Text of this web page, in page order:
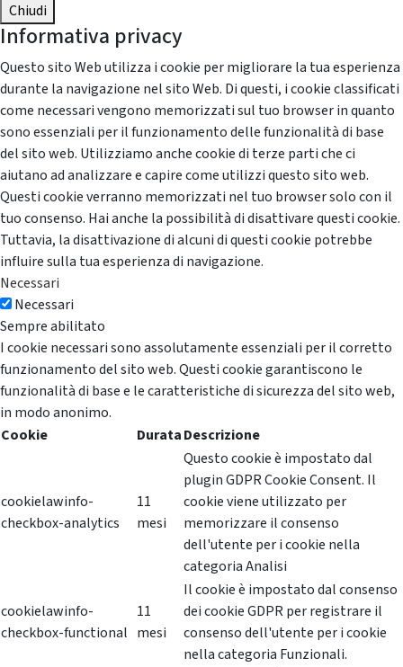
Chiudi
Informativa privacy
Questo sito Web utilizza i cookie per migliorare la tua esperienza
durante la navigazione nel sito Web. Di questi, i cookie classificati
come necessari vengono memorizzati sul tuo browser in quanto
sono essenziali per il funzionamento delle funzionalità di base
del sito web. Utilizziamo anche cookie di terze parti che ci
aiutano ad analizzare e capire come utilizzi questo sito web.
Questi cookie verranno memorizzati nel tuo browser solo con il
tuo consenso. Hai anche la possibilità di disattivare questi cookie.
Tuttavia, la disattivazione di alcuni di questi cookie potrebbe
influire sulla tua esperienza di navigazione.
Necessari
Necessari
Sempre abilitato
I cookie necessari sono assolutamente essenziali per il corretto
funzionamento del sito web. Questi cookie garantiscono le
funzionalità di base e le caratteristiche di sicurezza del sito web,
in modo anonimo.
Cookie
DurataDescrizione
cookielawinfo-
checkbox-analytics
11
mesi
Questo cookie è impostato dal
plugin GDPR Cookie Consent. Il
cookie viene utilizzato per
memorizzare il consenso
dell'utente per i cookie nella
categoria Analisi
cookielawinfo-
checkbox-functional
11
mesi
Il cookie è impostato dal consenso
dei cookie GDPR per registrare il
consenso dell'utente per i cookie
nella categoria Funzionali.